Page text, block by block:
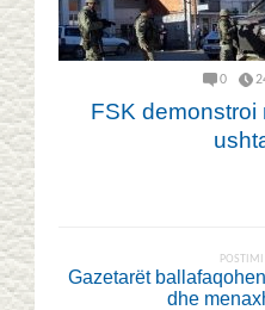
0
FSK demonstroi
POSTIMI
Gazetarët
dhe